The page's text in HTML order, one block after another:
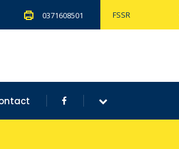
FSSR
0371608501